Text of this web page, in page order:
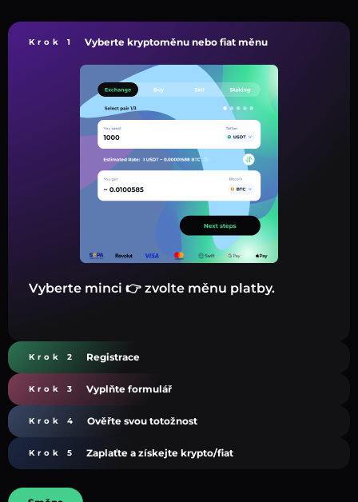
Krok 1 Vyberte kryptoměnu nebo fiat měnu
Vyberte minci 👉 zvolte měnu platby.
Krok 2 Registrace
Krok 3 Vyplňte formulář
Krok 4 Ověřte svou totožnost
Krok 5 Zaplaťte a získejte krypto/fiat